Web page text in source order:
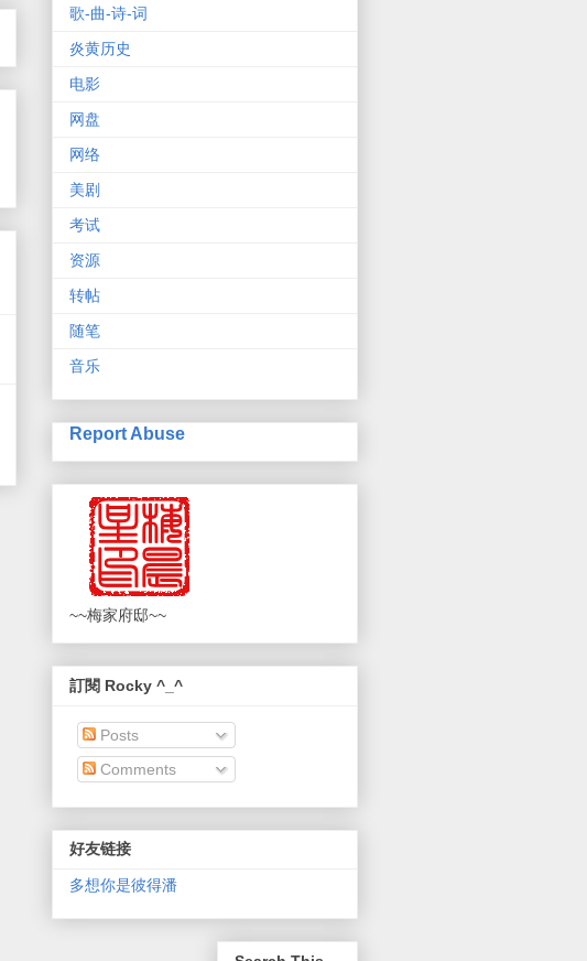
歌-曲-诗-词
炎黄历史
电影
网盘
网络
美剧
考试
资源
转帖
随笔
音乐
Report Abuse
~~梅家府邸~~
訂閱 Rocky ^_^
Posts
Comments
好友链接
多想你是彼得潘